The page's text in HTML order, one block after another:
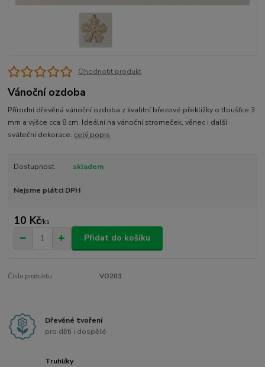
Ohodnotit produkt
Vánoční ozdoba
Přírodní dřevěná vánoční ozdoba z kvalitní březové překližky o tloušťce 3
mm a výšce cca 8 cm. Ideální na vánoční stromeček, věnec i další
sváteční dekorace. celý popis
Dostupnost skladem
Nejsme plátci DPH
10 Kč/ks
Přidat do košíku
Číslo produktu: VO203
Dřevěné tvoření
pro děti i dospělé
Truhlíky